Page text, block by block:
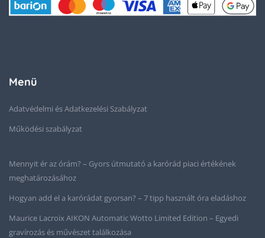
Menü
Adatvédelmi és Adatkezelési Szabályzat
Működési szabályzat
Mennyit ér az órám? – Gyors útmutató a karórád piaci értékének
meghatározásához
Hogyan add el a karórádat gyorsan? – 7 tipp használt óra eladáshoz
Maurice Lacroix AIKON Automatic Wotto Limited Edition – Egyedi
gravírozás és művészet találkozása